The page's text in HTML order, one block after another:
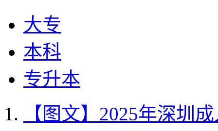
大专
本科
专升本
【图文】2025年深圳